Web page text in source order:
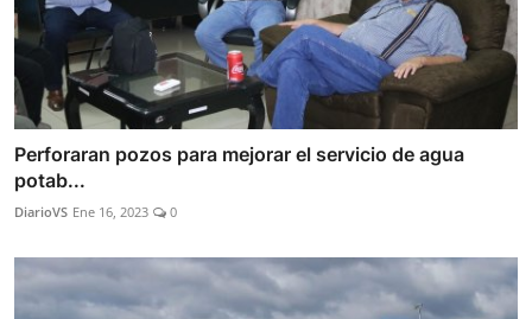
Perforaran pozos para mejorar el servicio de agua
potab...
DiarioVS Ene 16, 2023 0